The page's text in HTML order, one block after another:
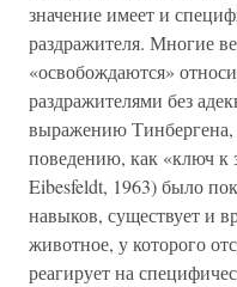
значение имеет и
раздражителя. Многие
«освобождаются»
раздражителями без
выражению Тинбергена,
поведению, как «ключ к
Eibesfeldt, 1963) было
навыков, существует и
животное, у которого
реагирует на